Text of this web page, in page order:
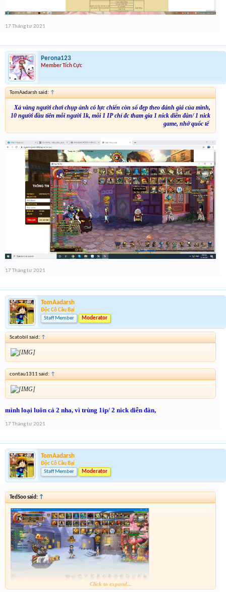
17 Tháng tư 2021
Perona123
Member Tích Cực
TomAadarsh said: ↑
Xả vàng người chơi chụp ảnh có lực chiến còn số đẹp theo đánh giá của mình,
10 người đầu tiên mỗi người 1k, mỗi 1 IP chỉ đc tham gia 1 nick diễn đàn/ 1 nick
game, nhớ quốc tế
17 Tháng tư 2021
TomAadarsh
Độc Cô Cầu Bại
Staff Member
Moderator
Scatobil said: ↑
contau1311 said: ↑
mình loại luôn cả 2 nha, vì trùng 1ip/ 2 nick diễn đàn,
17 Tháng tư 2021
TomAadarsh
Độc Cô Cầu Bại
Staff Member
Moderator
TedSoo said: ↑
Click to expand...